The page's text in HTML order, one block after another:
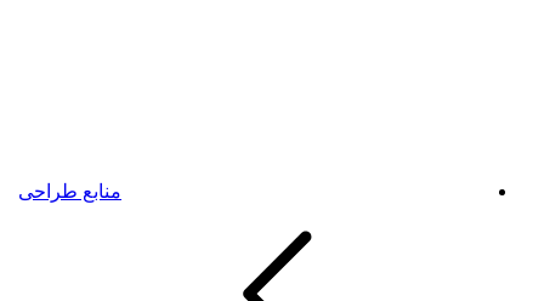
منابع طراحی